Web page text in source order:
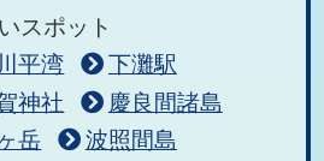
スポット
川平湾
下灘駅
神社
慶良間諸島
岳
波照間島